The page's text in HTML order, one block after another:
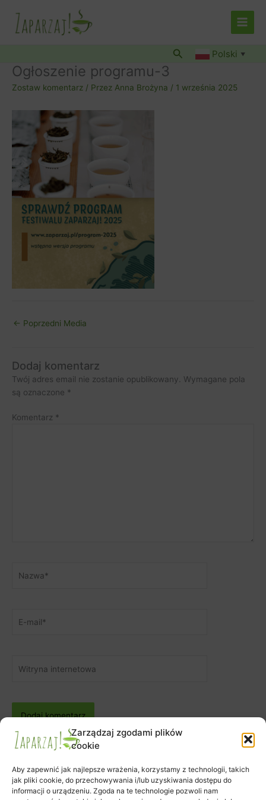
Zarządzaj zgodami plików
cookie
Aby zapewnić jak najlepsze wrażenia, korzystamy z technologii, takich
jak pliki cookie, do przechowywania i/lub uzyskiwania dostępu do
informacji o urządzeniu. Zgoda na te technologie pozwoli nam
treści
Szukaj Polski ▼
Ogłoszenie programu-3
Zostaw komentarz / Przez Anna Brożyna / 1 września 2025
← Poprzedni Media
Dodaj komentarz
Twój adres email nie zostanie opublikowany.
Wymagane pola
są oznaczone *
Komentarz *
mail*
internetowa